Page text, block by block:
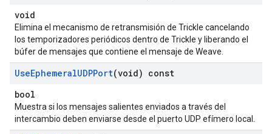
void
Elimina el mecanismo de retransmisión de Trickle cancelando
los temporizadores periódicos dentro de Trickle y liberando el
búfer de mensajes que contiene el mensaje de Weave.
UseEphemeralUDPPort(void) const
bool
Muestra si los mensajes salientes enviados a través del
intercambio deben enviarse desde el puerto UDP efímero local.